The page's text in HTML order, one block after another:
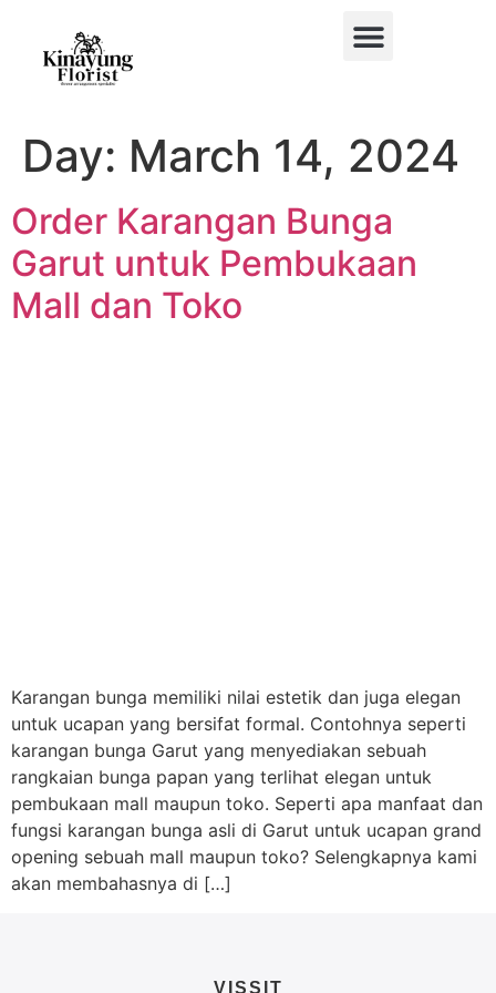
Day: March 14, 2024
Order Karangan Bunga
Garut untuk Pembukaan
Mall dan Toko
Karangan bunga memiliki nilai estetik dan juga elegan
untuk ucapan yang bersifat formal. Contohnya seperti
karangan bunga Garut yang menyediakan sebuah
rangkaian bunga papan yang terlihat elegan untuk
pembukaan mall maupun toko. Seperti apa manfaat dan
fungsi karangan bunga asli di Garut untuk ucapan grand
opening sebuah mall maupun toko? Selengkapnya kami
akan membahasnya di […]
VISSIT